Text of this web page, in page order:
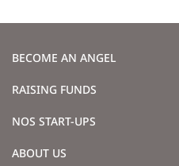
BECOME AN ANGEL
RAISING FUNDS
NOS START-UPS
ABOUT US